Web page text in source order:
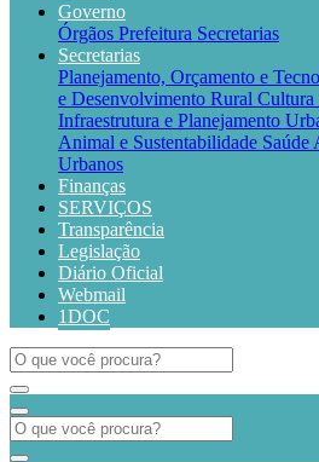
Governo
Órgãos Prefeitura Secretarias
Secretarias
Planejamento, Orçamento e
e Desenvolvimento Rural Cultura
Infraestrutura e Planejamento
Animal e Sustentabilidade Saúde
Urbanos
Finanças
SERVIÇOS
Transparência
Legislação
Diário Oficial
Webmail
1DOC